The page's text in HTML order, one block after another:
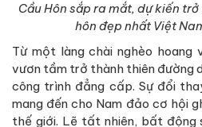
Cầu Hôn sắp ra mắt, dự kiến
hôn đẹp nhất Việt
Từ một làng chài nghèo hoang
vươn tầm trở thành thiên đường
công trình đẳng cấp. Sự đổi
mang đến cho Nam đảo cơ hội
thế giới. Lẽ tất nhiên, bất động